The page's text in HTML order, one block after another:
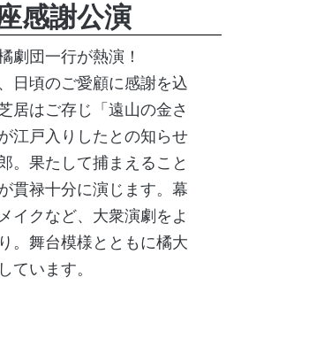
感謝公演
劇団一行が熱演！
日頃のご愛顧に感謝を込
居はご存じ「遠山の金さ
江戸入りしたとの知らせ
。果たして捕まえること
貫禄十分に演じます。幕
イクなど、大衆演劇をよ
。舞台模様とともに橘大
ています。